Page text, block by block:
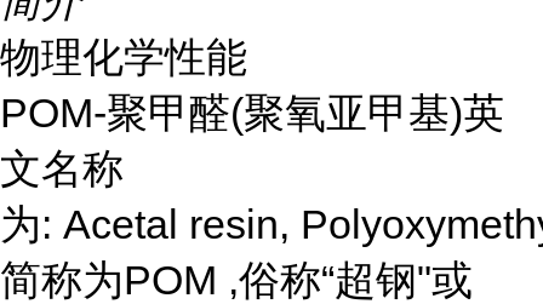
物理化学性能
POM-聚甲醛(聚氧亚甲基)英
文名称
为: Acetal resin,
简称为POM ,俗称“超钢"或